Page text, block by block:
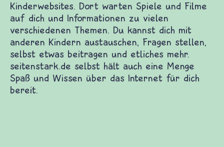
vielen guten Kinderwebsites. Dort warten
und Informationen zu vielen verschiedenen
mit anderen Kindern austauschen, Fragen
und etliches mehr. seitenstark.de selbst